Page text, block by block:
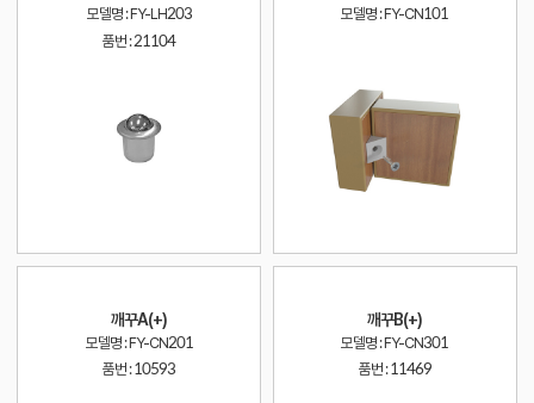
모델명 : FY-LH203
품번 :21104
모델명 : FY-CN101
깨꾸A(+)
모델명 : FY-CN201
품번 :10593
깨꾸B(+)
모델명 : FY-CN301
품번 :11469